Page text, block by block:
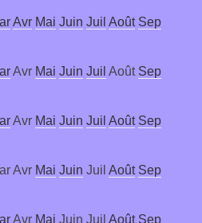
Avr Mai Juin Juil Août Sep
Avr Mai Juin Juil Août Sep
Avr Mai Juin Juil Août Sep
Avr Mai Juin Juil Août Sep
Avr Mai Juin Juil Août Sep